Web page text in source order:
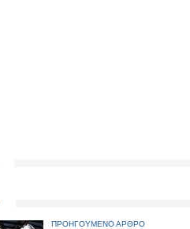
ΠΡΟΗΓΟΥΜΕΝΟ ΑΡΘΡΟ